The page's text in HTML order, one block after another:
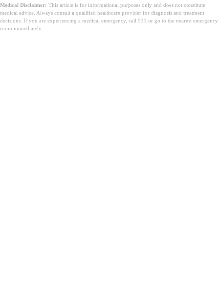
Medical Disclaimer: This article is for informational purposes only and does not constitute
medical advice. Always consult a qualified healthcare provider for diagnosis and treatment
decisions. If you are experiencing a medical emergency, call 911 or go to the nearest emergency
room immediately.